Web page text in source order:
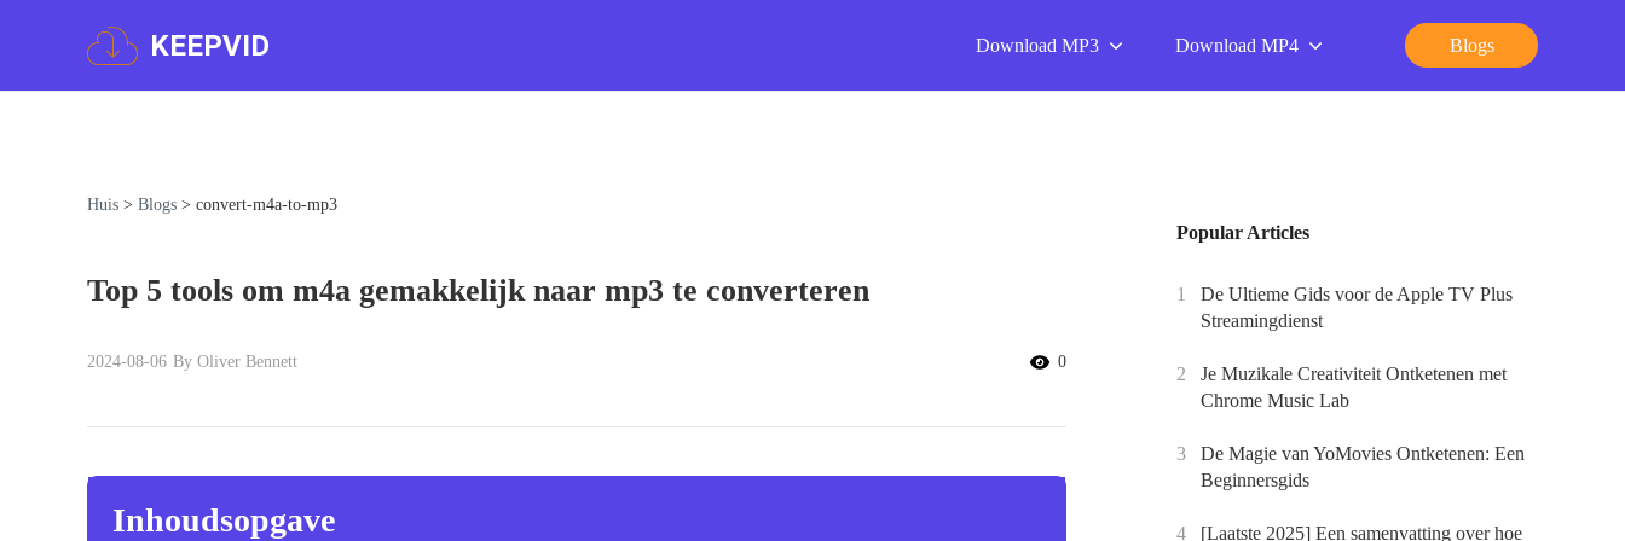
KEEPVID Download MP3 Download MP4 Blogs
Huis > Blogs > convert-m4a-to-mp3
Top 5 tools om m4a gemakkelijk naar mp3 te converteren
2024-08-06 By Oliver Bennett 0
Inhoudsopgave
Popular Articles
1
De Ultieme Gids voor de Apple TV Plus
Streamingdienst
2
Je Muzikale Creativiteit Ontketenen met
Chrome Music Lab
3
De Magie van YoMovies Ontketenen: Een
Beginnersgids
4
[Laatste 2025] Een samenvatting over hoe